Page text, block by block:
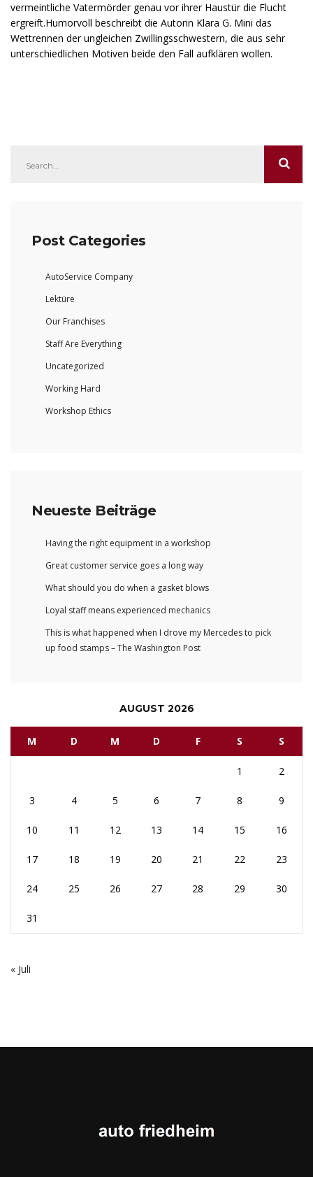
vermeintliche Vatermörder genau vor ihrer Haustür die Flucht
ergreift.Humorvoll beschreibt die Autorin Klara G. Mini das
Wettrennen der ungleichen Zwillingsschwestern, die aus sehr
unterschiedlichen Motiven beide den Fall aufklären wollen.
Post Categories
AutoService Company
Lektüre
Our Franchises
Staff Are Everything
Uncategorized
Working Hard
Workshop Ethics
Neueste Beiträge
Having the right equipment in a workshop
Great customer service goes a long way
What should you do when a gasket blows
Loyal staff means experienced mechanics
This is what happened when I drove my Mercedes to pick
up food stamps – The Washington Post
AUGUST 2026
M D M D F S S
1 2
3 4 5 6 7 8 9
10 11 12 13 14 15 16
17 18 19 20 21 22 23
24 25 26 27 28 29 30
31
« Juli